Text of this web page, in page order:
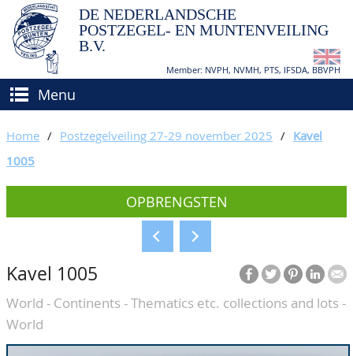
DE NEDERLANDSCHE
POSTZEGEL- EN MUNTENVEILING
B.V.
Member: NVPH, NVMH, PTS, IFSDA, BBVPH
Menu
(VER)KOPEN
Hoe verkopen?
Hoe kopen?
BIEDEN
TAXATIES
CATALOGI/OPBRENGSTEN
KEURINGSDIENST
OVER ONS
Home / Postzegelveiling 27-29 november 2025 / Kavel
1005
OPBRENGSTEN
Kavel 1005
World - Continents - Thematics etc. collections and lots -
World